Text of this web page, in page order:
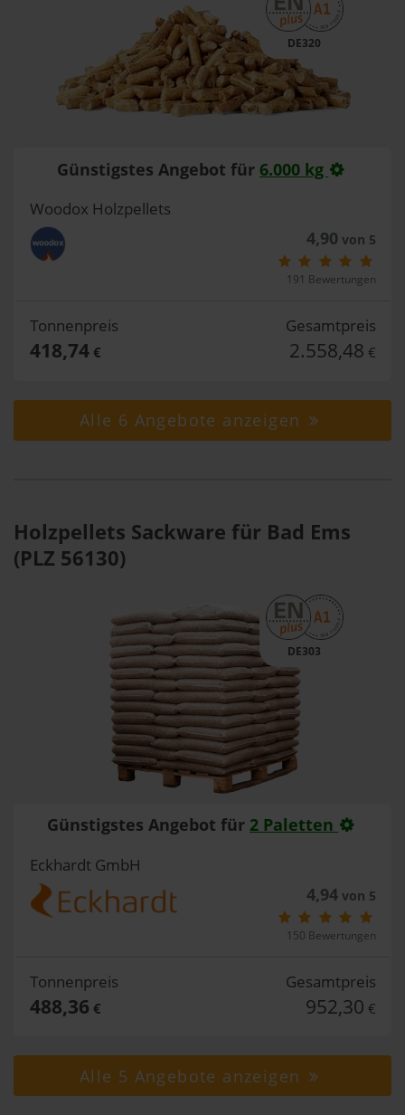
DE320
Günstigstes Angebot für 6.000 kg
Woodox Holzpellets
4,90 von 5
191 Bewertungen
Tonnenpreis
418,74€
Gesamtpreis
2.558,48 €
Alle 6 Angebote anzeigen
Holzpellets Sackware für Bad Ems
(PLZ 56130)
DE303
Günstigstes Angebot für 2 Paletten
Eckhardt GmbH
4,94von 5
150 Bewertungen
Tonnenpreis
488,36 €
Gesamtpreis
952,30 €
Alle 5 Angebote anzeigen